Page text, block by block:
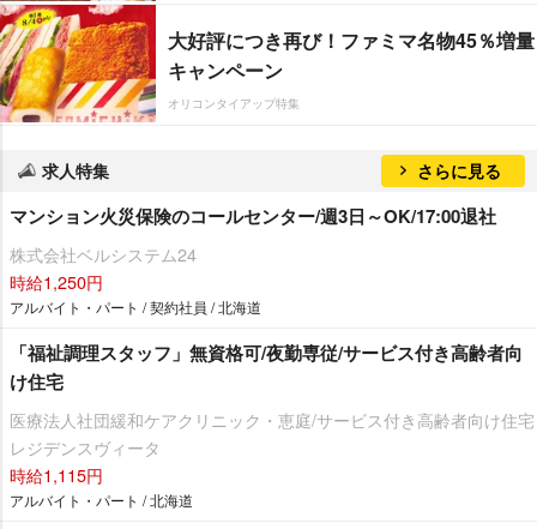
大好評につき再び！ファミマ名物45％増量
キャンペーン
オリコンタイアップ特集
求人特集 さらに見る
マンション火災保険のコールセンター/週3日～OK/17:00退社
株式会社ベルシステム24
時給1,250円
アルバイト・パート / 契約社員 / 北海道
「福祉調理スタッフ」無資格可/夜勤専従/サービス付き高齢者向
け住宅
医療法人社団緩和ケアクリニック・恵庭/サービス付き高齢者向け住宅
レジデンスヴィータ
時給1,115円
アルバイト・パート / 北海道